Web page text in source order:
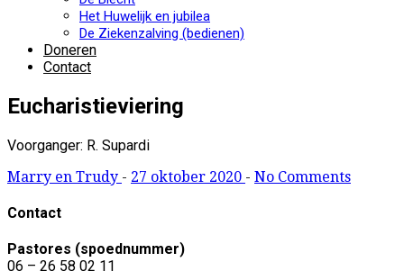
Het Huwelijk en jubilea
De Ziekenzalving (bedienen)
Doneren
Contact
Eucharistieviering
Voorganger: R. Supardi
Marry en Trudy - 27 oktober 2020 - No Comments
Contact
Pastores (spoednummer)
06 – 26 58 02 11